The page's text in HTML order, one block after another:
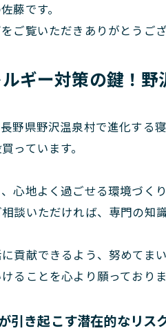
藤です。
ご覧いただきありがとうござ
ギー対策の鍵！
野県野沢温泉村で進化する
っています。
心地よく過ごせる環境づ
談いただければ、専門の知
貢献できるよう、努めて
ることを心より願っておりま
引き起こす潜在的なリス